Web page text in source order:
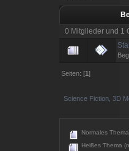
0 Mitglieder und 1
Seiten: [1]
Science Fiction, 3D
Normales Thema
Heißes Thema